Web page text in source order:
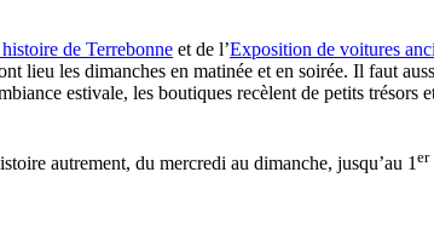
de Terrebonne et de l’Exposition de voitures
lieu les dimanches en matinée et en soirée. Il faut
estivale, les boutiques recèlent de petits
autrement, du mercredi au dimanche, jusqu’au 1 er